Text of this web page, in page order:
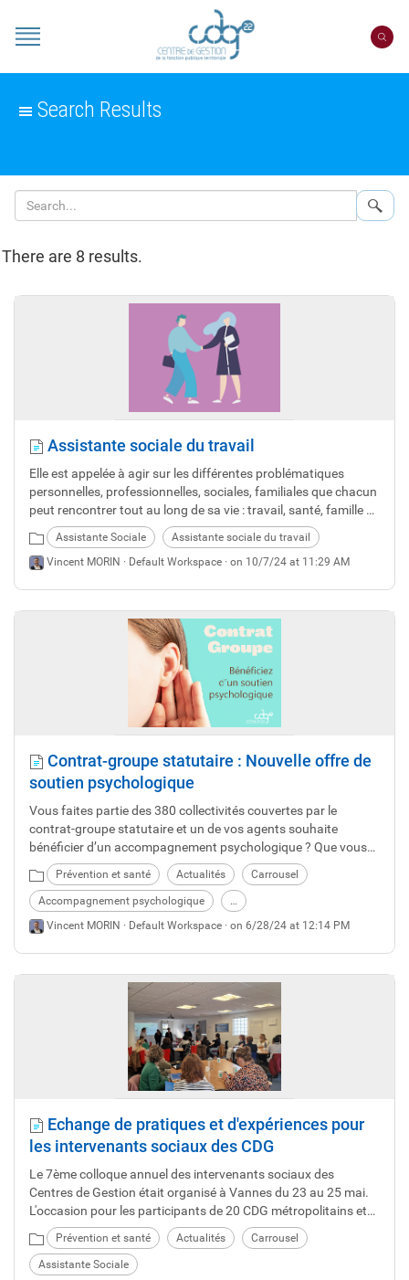
CDG
22
Search Results
There are 8 results.
Assistante sociale du travail
Elle est appelée à agir sur les différentes problématiques
personnelles, professionnelles, sociales, familiales que chacun
peut rencontrer tout au long de sa vie : travail, santé, famille et
budget.
Assistante Sociale
Assistante sociale du travail
Vincent MORIN · Default Workspace · on 10/7/24 at 11:29 AM
Contrat-groupe statutaire : Nouvelle offre de
soutien psychologique
Vous faites partie des 380 collectivités couvertes par le
contrat-groupe statutaire et un de vos agents souhaite
bénéficier d’un accompagnement psychologique ? Que vous
propose le contrat-groupe ? Découvrez les offres !
Prévention et santé Actualités Carrousel
Accompagnement psychologique
…
Vincent MORIN · Default Workspace · on 6/28/24 at 12:14 PM
Echange de pratiques et d'expériences pour
les intervenants sociaux des CDG
Le 7ème colloque annuel des intervenants sociaux des
Centres de Gestion était organisé à Vannes du 23 au 25 mai.
L'occasion pour les participants de 20 CDG métropolitains et
d’outre-Mer d'échanger sur diverses problématiques
d'accompagnement des agents publics. Retour sur les temps
forts de ce rendez-vous.
Prévention et santé Actualités Carrousel
Assistante Sociale